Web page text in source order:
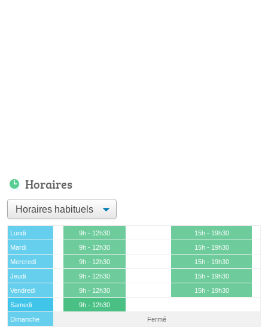
Horaires
Lundi 9h - 12h30
15h - 19h30
Mardi
9h - 12h30
15h - 19h30
Mercredi
9h - 12h30
15h - 19h30
Jeudi
9h - 12h30
15h - 19h30
Vendredi
9h - 12h30
15h - 19h30
Samedi
9h - 12h30
Dimanche
Fermé